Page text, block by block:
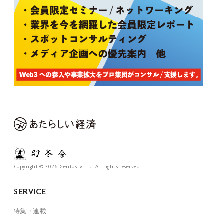
Copyright © 2026 Gentosha Inc. All rights reserved.
SERVICE
特集・連載